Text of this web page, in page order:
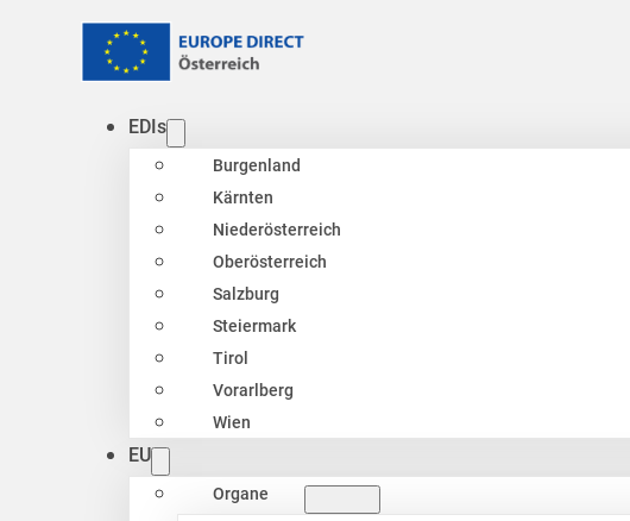
EDIs
Burgenland
Kärnten
Niederösterreich
Oberösterreich
Salzburg
Steiermark
Tirol
Vorarlberg
Wien
EU
Organe